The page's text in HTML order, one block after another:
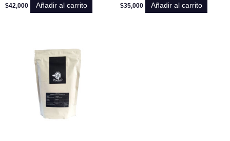
$42,000 Añadir al carrito $35,000 Añadir al carrito